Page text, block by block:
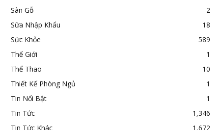
Sàn Gỗ
2
Sữa Nhập Khẩu
18
Sức Khỏe
589
Thế Giới
1
Thể Thao
10
Thiết Kế Phòng Ngủ
1
Tin Nổi Bật
1
Tin Tức
1,346
Tin Tức Khác
1,672